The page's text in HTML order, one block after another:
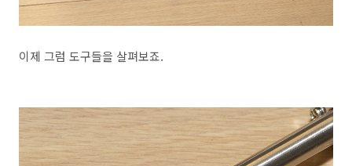
이제 그럼 도구들을 살펴보죠.